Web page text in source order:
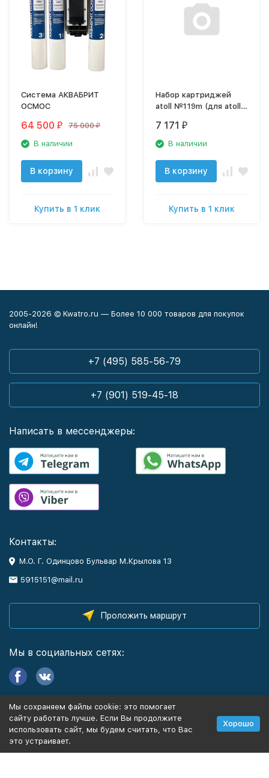
Система АКВАБРИТ
ОСМОС
64 500 ₽ 75 000 ₽
В наличии
В корзину
Купить в 1 клик
Набор картриджей
atoll №119m (для atoll
7 171 ₽
В наличии
В корзину
Купить в 1 клик
2005-2026 © Kwatro.ru — Более 10 000 товаров для покупок
онлайн!
+7 (495) 585-56-79
+7 (901) 519-45-18
Написать в мессенджеры:
Контакты:
М.О. Г. Одинцово Бульвар М.Крылова 13
5915151@mail.ru
Проложить маршрут
Мы в социальных сетях:
Информация
Политика персональных данных
Мы сохраняем файлы cookie: это помогает
сайту работать лучше. Если Вы продолжите
использовать сайт, мы будем считать, что Вас
это устраивает.
Хорошо